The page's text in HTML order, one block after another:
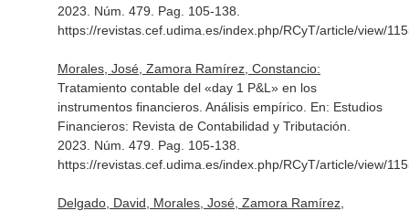
2023. Núm. 479. Pag. 105-138.
https://revistas.cef.udima.es/index.php/RCyT/article/view/
Morales, José, Zamora Ramírez, Constancio:
Tratamiento contable del «day 1 P&L» en los
instrumentos financieros. Análisis empírico. En: Estudios
Financieros: Revista de Contabilidad y Tributación
2023. Núm. 479. Pag. 105-138.
https://revistas.cef.udima.es/index.php/RCyT/article/view/
Delgado, David, Morales, José, Zamora Ramírez,